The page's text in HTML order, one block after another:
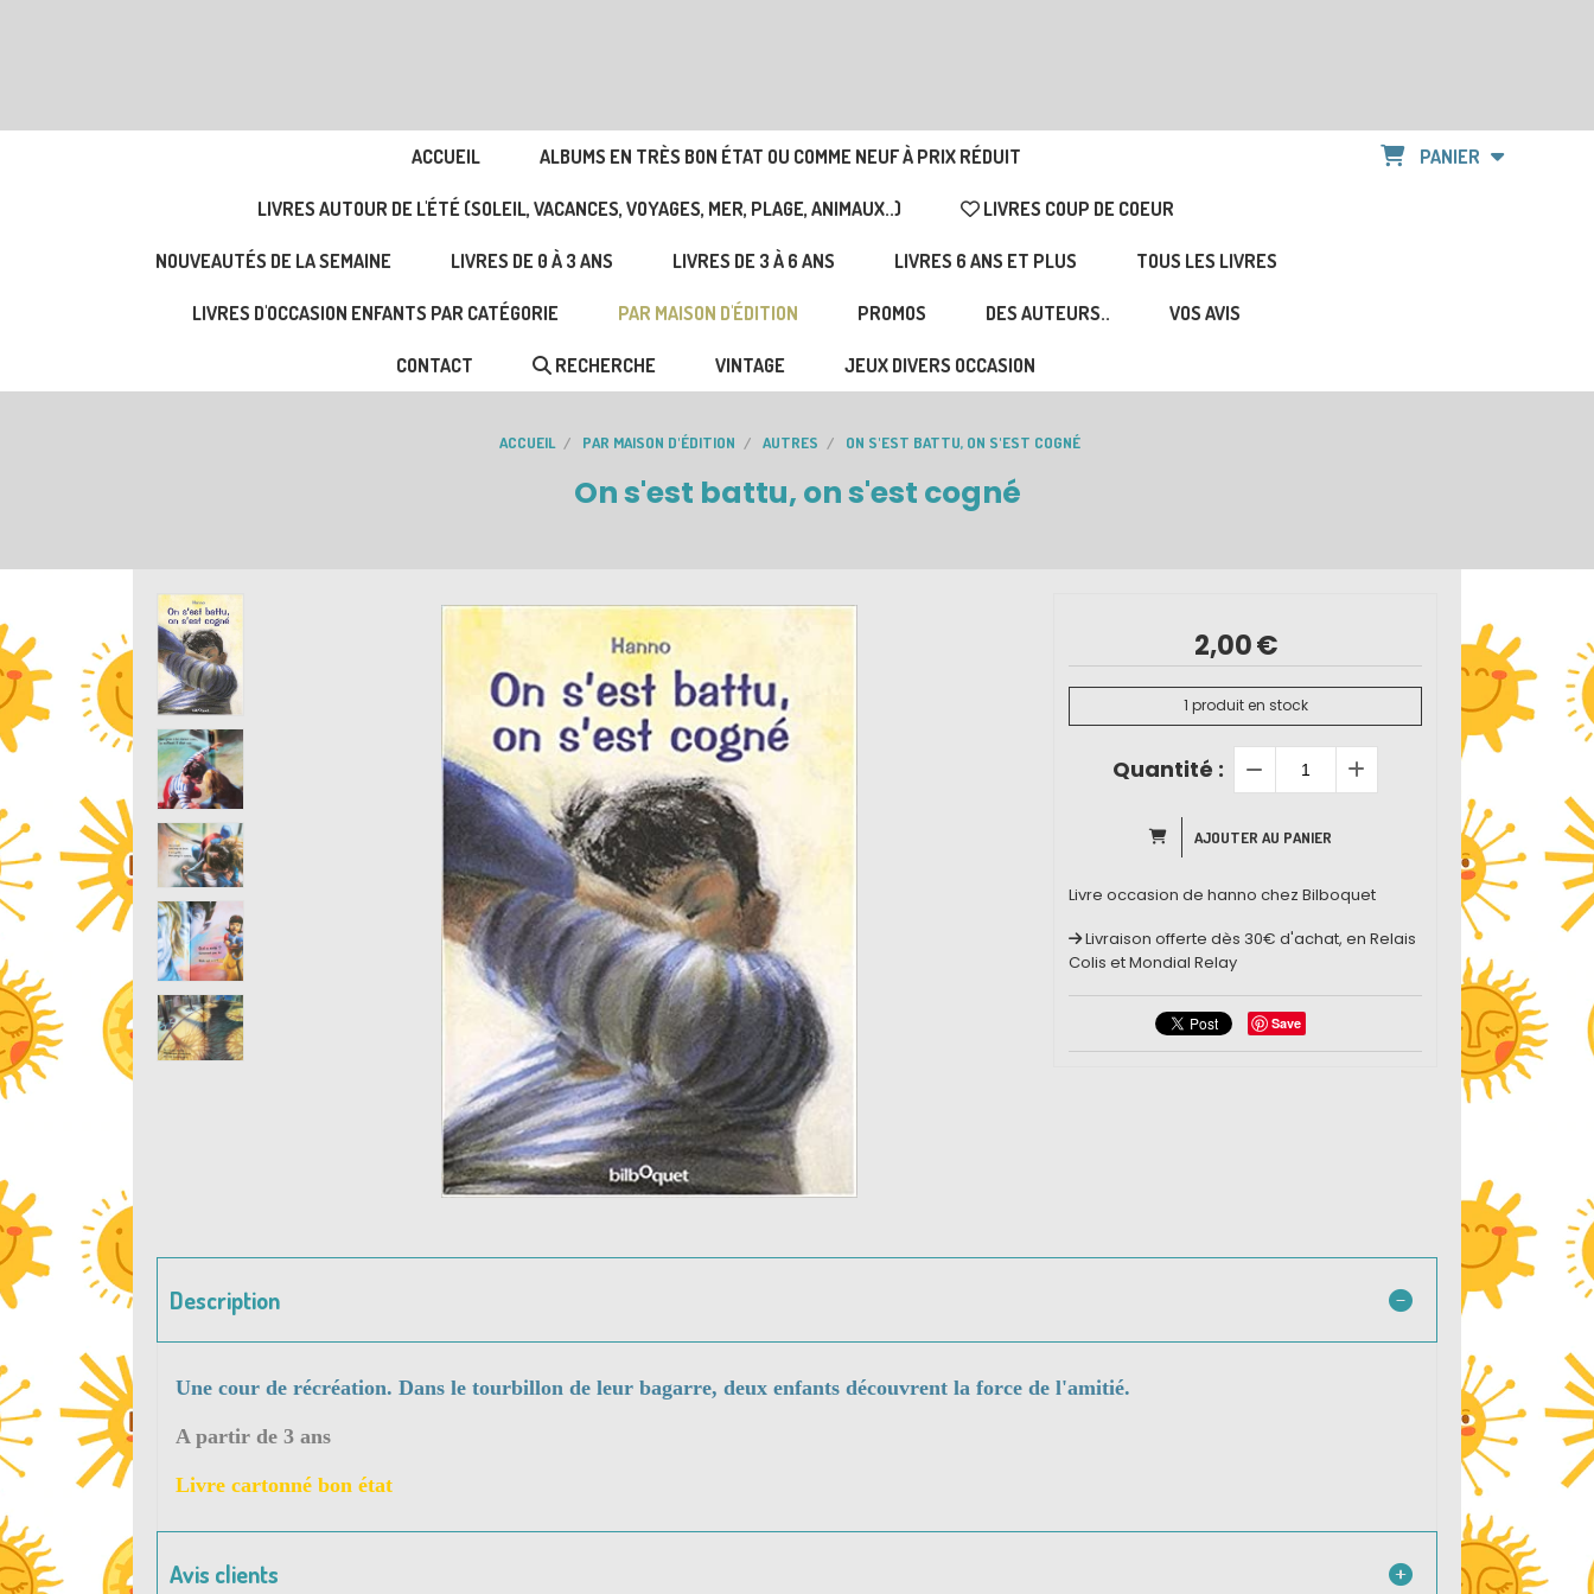
ACCUEIL ALBUMS EN TRÈS BON ÉTAT OU COMME NEUF À PRIX RÉDUIT
LIVRES AUTOUR DE L'ÉTÉ (SOLEIL, VACANCES, VOYAGES, MER, PLAGE, ANIMAUX..) LIVRES COUP DE COEUR
NOUVEAUTÉS DE LA SEMAINE LIVRES DE 0 À 3 ANS LIVRES DE 3 À 6 ANS LIVRES 6 ANS ET PLUS TOUS LES LIVRES
LIVRES D'OCCASION ENFANTS PAR CATÉGORIE PAR MAISON D'ÉDITION PROMOS DES AUTEURS.. VOS AVIS
CONTACT RECHERCHE VINTAGE JEUX DIVERS OCCASION
PANIER
ACCUEIL PAR MAISON D'ÉDITION AUTRES ON S'EST BATTU, ON S'EST COGNÉ
On s'est battu, on s'est cogné
2,00€
1 produit en stock
Quantité :
AJOUTER AU PANIER
Livre occasion de hanno chez Bilboquet
Livraison offerte dès 30€ d'achat, en Relais
Colis et Mondial Relay
Save
Description
Une cour de récréation. Dans le tourbillon de leur bagarre, deux enfants découvrent la force de l'amitié.
A partir de 3 ans
Livre cartonné bon état
Avis clients